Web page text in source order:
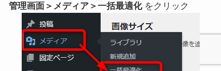
管理画面＞メディア＞一括最適化をクリック